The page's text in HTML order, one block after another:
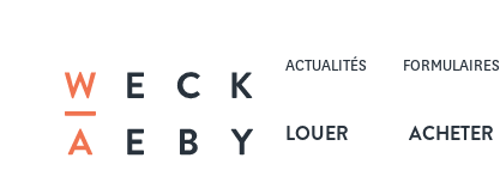
ACTUALITÉS FORMULAIRES
LOUER ACHETER